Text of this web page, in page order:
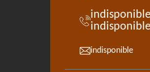
indisponible
indisponible
indisponible